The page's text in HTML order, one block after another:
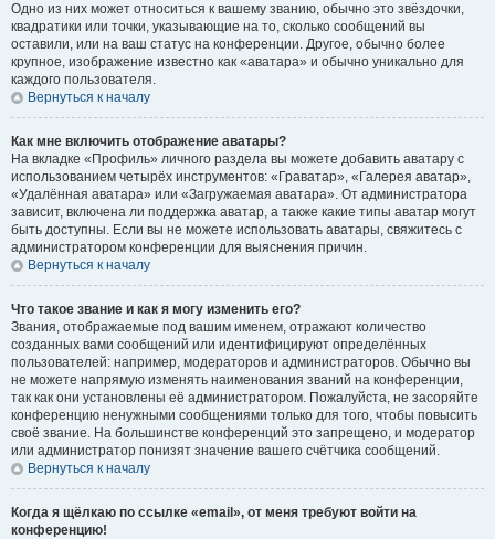
Одно из них может относиться к вашему званию, обычно это звёздочки,
квадратики или точки, указывающие на то, сколько сообщений вы
оставили, или на ваш статус на конференции. Другое, обычно более
крупное, изображение известно как «аватара» и обычно уникально для
каждого пользователя.
Вернуться к началу
Как мне включить отображение аватары?
На вкладке «Профиль» личного раздела вы можете добавить аватару с
использованием четырёх инструментов: «Граватар», «Галерея аватар»,
«Удалённая аватара» или «Загружаемая аватара». От администратора
зависит, включена ли поддержка аватар, а также какие типы аватар могут
быть доступны. Если вы не можете использовать аватары, свяжитесь с
администратором конференции для выяснения причин.
Вернуться к началу
Что такое звание и как я могу изменить его?
Звания, отображаемые под вашим именем, отражают количество
созданных вами сообщений или идентифицируют определённых
пользователей: например, модераторов и администраторов. Обычно вы
не можете напрямую изменять наименования званий на конференции,
так как они установлены её администратором. Пожалуйста, не засоряйте
конференцию ненужными сообщениями только для того, чтобы повысить
своё звание. На большинстве конференций это запрещено, и модератор
или администратор понизят значение вашего счётчика сообщений.
Вернуться к началу
Когда я щёлкаю по ссылке «email», от меня требуют войти на
конференцию!